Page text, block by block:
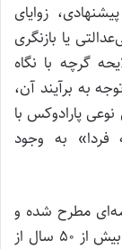
زوایای
یا بازنگری
گرچه با نگاه
به برآیند آن،
پارادوکس با
فردا» به وجود
مطرح شده و
اصل بازنگری در قانون نیز با توجه به گذشت بیش از ۵۰ سال از